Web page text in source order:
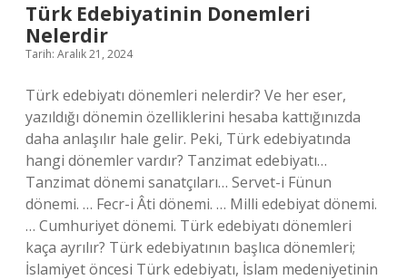
Türk Edebiyatinin Donemleri
Nelerdir
Tarih: Aralık 21, 2024
Türk edebiyatı dönemleri nelerdir? Ve her eser,
yazıldığı dönemin özelliklerini hesaba kattığınızda
daha anlaşılır hale gelir. Peki, Türk edebiyatında
hangi dönemler vardır? Tanzimat edebiyatı…
Tanzimat dönemi sanatçıları… Servet-i Fünun
dönemi. … Fecr-i Âti dönemi. … Milli edebiyat dönemi.
… Cumhuriyet dönemi. Türk edebiyatı dönemleri
kaça ayrılır? Türk edebiyatının başlıca dönemleri;
İslamiyet öncesi Türk edebiyatı, İslam medeniyetinin